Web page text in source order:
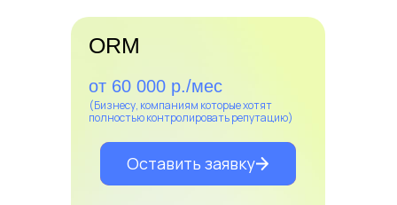
ORM
от 60 000 р./мес
(Бизнесу, компаниям которые хотят
полностью контролировать репутацию)
Оставить заявку
Оставить заявку
с которыми мы уже работали
СФЕРЫ
Ресторанный бизнес